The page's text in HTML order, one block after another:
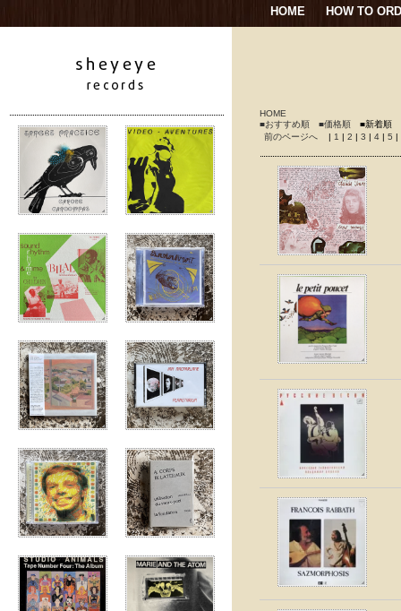
HOME HOW TO
HOME
■おすすめ順
■価格順
■新着順
前のページへ | 1 | 2 | 3 | 4 | 5 |